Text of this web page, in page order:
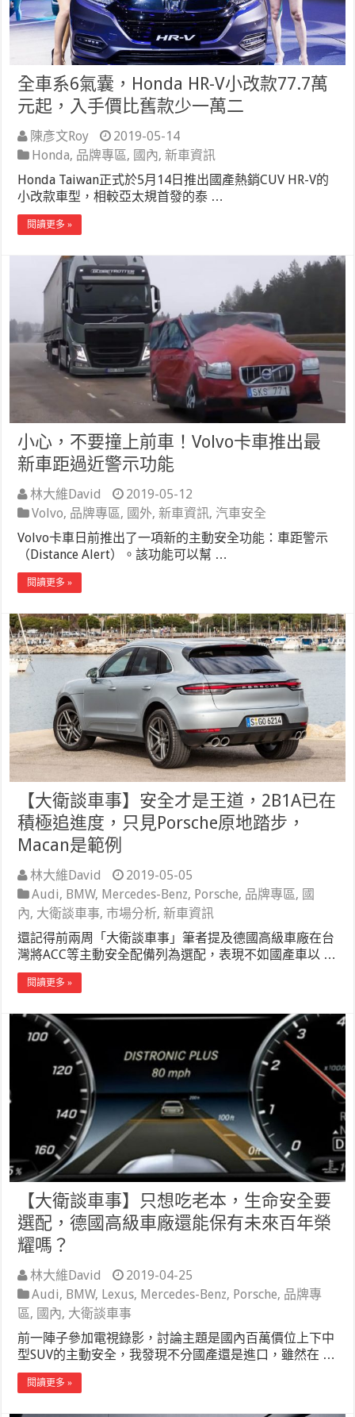
全車系6氣囊，Honda HR-V小改款77.7萬
元起，入手價比舊款少一萬二
陳彥文Roy
2019-05-14
Honda, 品牌專區, 國內,新車資訊
Honda Taiwan正式於5月14日推出國產熱銷CUV HR-V的
小改款車型，相較亞太規首發的泰 …
閱讀更多 »
小心，不要撞上前車！Volvo卡車推出最
新車距過近警示功能
林大維David
2019-05-12
Volvo, 品牌專區, 國外,新車資訊, 汽車安全
Volvo卡車日前推出了一項新的主動安全功能：車距警示
（Distance Alert）。該功能可以幫 …
閱讀更多 »
【大衛談車事】安全才是王道，2B1A已在
積極追進度，只見Porsche原地踏步，
Macan是範例
林大維David
2019-05-05
Audi, BMW, Mercedes-Benz, Porsche, 品牌專區, 國
內, 大衛談車事, 市場分析,新車資訊
還記得前兩周「大衛談車事」筆者提及德國高級車廠在台
灣將ACC等主動安全配備列為選配，表現不如國產車以 …
閱讀更多 »
【大衛談車事】只想吃老本，生命安全要
選配，德國高級車廠還能保有未來百年榮
耀嗎？
林大維David
2019-04-25
Audi, BMW, Lexus, Mercedes-Benz, Porsche, 品牌專
區, 國內, 大衛談車事
前一陣子參加電視錄影，討論主題是國內百萬價位上下中
型SUV的主動安全，我發現不分國產還是進口，雖然在 …
閱讀更多 »